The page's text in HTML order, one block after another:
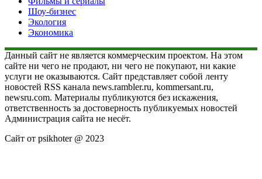
Шоу-бизнес
Экология
Экономика
Данный сайт не является коммерческим проектом. На этом
сайте ни чего не продают, ни чего не покупают, ни какие
услуги не оказываются. Сайт представляет собой ленту
новостей RSS канала news.rambler.ru, kommersant.ru,
newsru.com. Материалы публикуются без искажения,
ответственность за достоверность публикуемых новостей
Администрация сайта не несёт.
Сайт от psikhoter @ 2023